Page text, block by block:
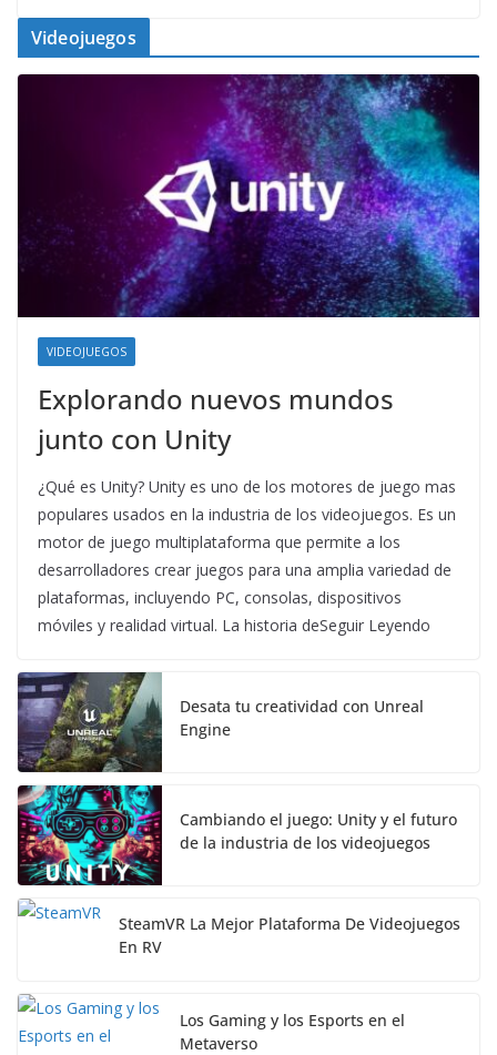
Videojuegos
VIDEOJUEGOS
Explorando nuevos mundos
junto con Unity
¿Qué es Unity? Unity es uno de los motores de juego mas
populares usados ​​en la industria de los videojuegos. Es un
motor de juego multiplataforma que permite a los
desarrolladores crear juegos para una amplia variedad de
plataformas, incluyendo PC, consolas, dispositivos
móviles y realidad virtual. La historia deSeguir Leyendo
Desata tu creatividad con Unreal
Engine
Cambiando el juego: Unity y el futuro
de la industria de los videojuegos
SteamVR La Mejor Plataforma De Videojuegos
En RV
Los Gaming y los Esports en el
Metaverso